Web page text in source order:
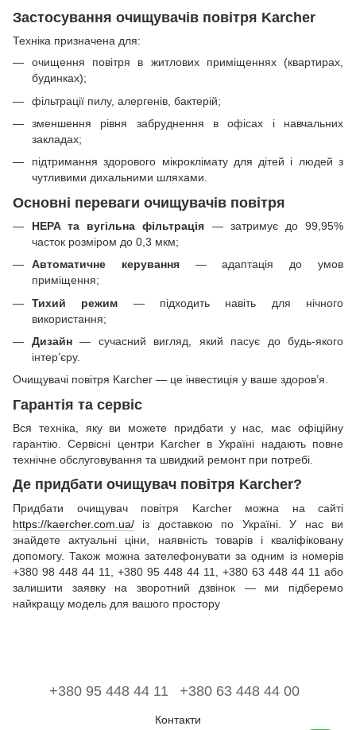
Застосування очищувачів повітря Karcher
Техніка призначена для:
очищення повітря в житлових приміщеннях (квартирах,
будинках);
фільтрації пилу, алергенів, бактерій;
зменшення рівня забруднення в офісах і навчальних
закладах;
підтримання здорового мікроклімату для дітей і людей з
чутливими дихальними шляхами.
Основні переваги очищувачів повітря
HEPA та вугільна фільтрація — затримує до 99,95%
часток розміром до 0,3 мкм;
Автоматичне керування— адаптація до умов
приміщення;
Тихий режим — підходить навіть для нічного
використання;
Дизайн — сучасний вигляд, який пасує до будь-якого
інтер’єру.
Очищувачі повітря Karcher — це інвестиція у ваше здоров’я.
Гарантія та сервіс
Вся техніка, яку ви можете придбати у нас, має офіційну
гарантію. Сервісні центри Karcher в Україні надають повне
технічне обслуговування та швидкий ремонт при потребі.
Де придбати очищувач повітря Karcher?
Придбати очищувач повітря Karcher можна на сайті
https://kaercher.com.ua/ із доставкою по Україні. У нас ви
знайдете актуальні ціни, наявність товарів і кваліфіковану
допомогу. Також можна зателефонувати за одним із номерів
+380 98 448 44 11, +380 95 448 44 11, +380 63 448 44 11 або
залишити заявку на зворотний дзвінок — ми підберемо
найкращу модель для вашого простору
+380 95 448 44 11 +380 63 448 44 00
Контакти